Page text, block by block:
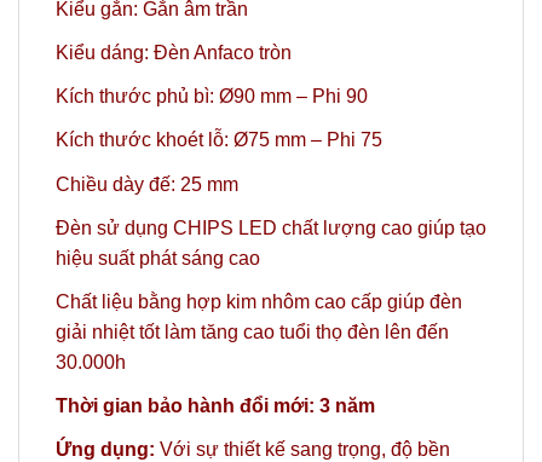
Kiểu gắn: Gắn âm trần
Kiểu dáng: Đèn Anfaco tròn
Kích thước phủ bì: Ø90 mm – Phi 90
Kích thước khoét lỗ: Ø75 mm – Phi 75
Chiều dày đế: 25 mm
Đèn sử dụng CHIPS LED chất lượng cao giúp tạo
hiệu suất phát sáng cao
Chất liệu bằng hợp kim nhôm cao cấp giúp đèn
giải nhiệt tốt làm tăng cao tuổi thọ đèn lên đến
30.000h
Thời gian bảo hành đổi mới: 3 năm
Ứng dụng: Với sự thiết kế sang trọng, độ bền